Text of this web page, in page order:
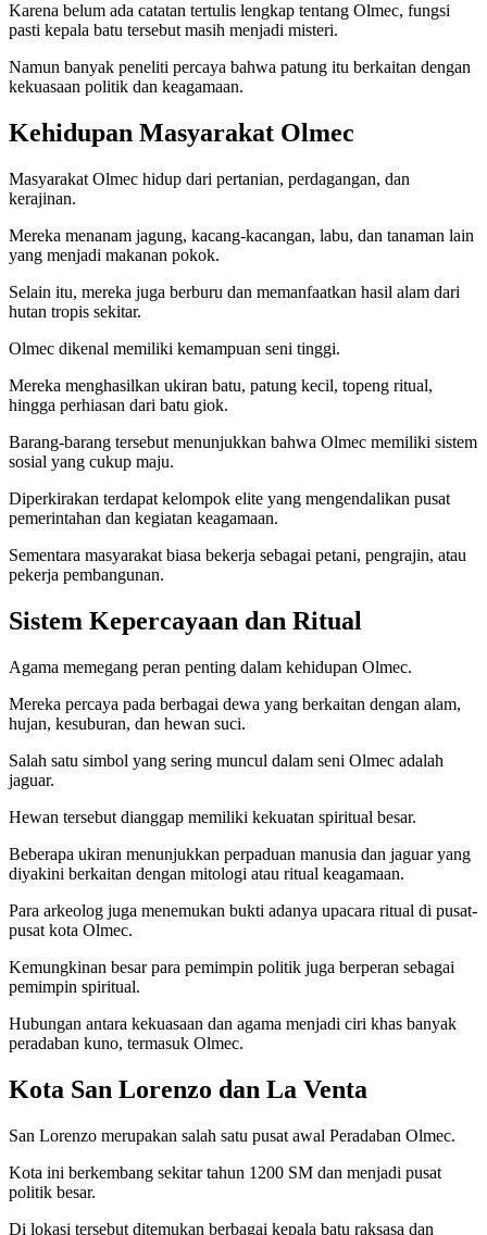
Karena belum ada catatan tertulis lengkap tentang Olmec, fungsi
pasti kepala batu tersebut masih menjadi misteri.
Namun banyak peneliti percaya bahwa patung itu berkaitan dengan
kekuasaan politik dan keagamaan.
Kehidupan Masyarakat Olmec
Masyarakat Olmec hidup dari pertanian, perdagangan, dan
kerajinan.
Mereka menanam jagung, kacang-kacangan, labu, dan tanaman lain
yang menjadi makanan pokok.
Selain itu, mereka juga berburu dan memanfaatkan hasil alam dari
hutan tropis sekitar.
Olmec dikenal memiliki kemampuan seni tinggi.
Mereka menghasilkan ukiran batu, patung kecil, topeng ritual,
hingga perhiasan dari batu giok.
Barang-barang tersebut menunjukkan bahwa Olmec memiliki sistem
sosial yang cukup maju.
Diperkirakan terdapat kelompok elite yang mengendalikan pusat
pemerintahan dan kegiatan keagamaan.
Sementara masyarakat biasa bekerja sebagai petani, pengrajin, atau
pekerja pembangunan.
Sistem Kepercayaan dan Ritual
Agama memegang peran penting dalam kehidupan Olmec.
Mereka percaya pada berbagai dewa yang berkaitan dengan alam,
hujan, kesuburan, dan hewan suci.
Salah satu simbol yang sering muncul dalam seni Olmec adalah
jaguar.
Hewan tersebut dianggap memiliki kekuatan spiritual besar.
Beberapa ukiran menunjukkan perpaduan manusia dan jaguar yang
diyakini berkaitan dengan mitologi atau ritual keagamaan.
Para arkeolog juga menemukan bukti adanya upacara ritual di pusat-
pusat kota Olmec.
Kemungkinan besar para pemimpin politik juga berperan sebagai
pemimpin spiritual.
Hubungan antara kekuasaan dan agama menjadi ciri khas banyak
peradaban kuno, termasuk Olmec.
Kota San Lorenzo dan La Venta
San Lorenzo merupakan salah satu pusat awal Peradaban Olmec.
Kota ini berkembang sekitar tahun 1200 SM dan menjadi pusat
politik besar.
Di lokasi tersebut ditemukan berbagai kepala batu raksasa dan